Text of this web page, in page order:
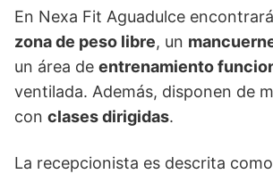
En Nexa Fit Aguadulce
zona de peso libre, un
un área de entrenamiento
ventilada. Además, disponen de
con clases dirigidas.
La recepcionista es descrita como